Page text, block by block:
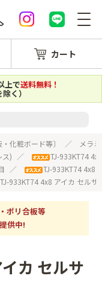
カート
上で送料無料！
く）
化粧ボード等〕
メラ
ス)
TJ-933KT74
TJ-933KT74 4x8
TJ-933KT74 4x8 アイカ セル
ポリ合板等
供中!
カ セルサ